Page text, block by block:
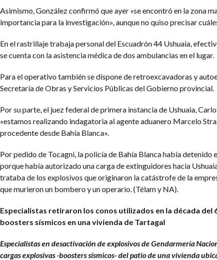
Asimismo, González confirmó que ayer «se encontró en la zona
importancia para la investigación», aunque no quiso precisar
En el rastrillaje trabaja personal del Escuadrón 44 Ushuaia,
se cuenta con la asistencia médica de dos ambulancias en el lugar.
Para el operativo también se dispone de retroexcavadoras y
Secretaría de Obras y Servicios Públicas del Gobierno provincial.
Por su parte, el juez federal de primera instancia de Ushuaia,
«estamos realizando indagatoria al agente aduanero Marcelo
procedente desde Bahía Blanca».
Por pedido de Tocagni, la policía de Bahía Blanca había detenido
porque había autorizado una carga de extinguidores hacia
trataba de los explosivos que originaron la catástrofe de la
que murieron un bombero y un operario. (Télam y NA).
Especialistas retiraron los conos utilizados en la década del
boosters sísmicos en una vivienda de Tartagal
Especialistas en desactivación de explosivos de Gendarmería
cargas explosivas -boosters sísmicos- del patio de una vivienda